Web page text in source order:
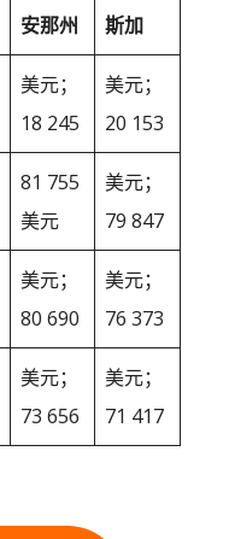
安那州
斯加
美元；
18 245
美元；
20 153
81 755
美元
美元；
79 847
美元；
80 690
美元；
76 373
美元；
73 656
美元；
71 417